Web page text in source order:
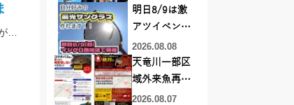
明日8/9は激
アツイベント
日！！！～オ
ーダー偏光グ
ラス受注会～
2026.08.08
天竜川一部区
域外来魚再放
流禁止となり
2026.08.07